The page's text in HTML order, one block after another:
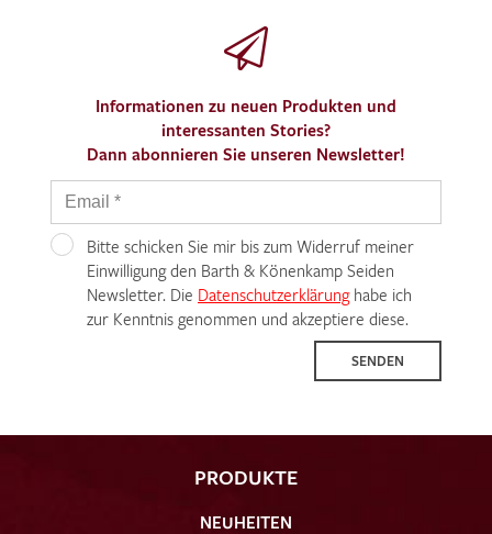
Informationen zu neuen Produkten und
interessanten Stories?
Dann abonnieren Sie unseren Newsletter!
Bitte schicken Sie mir bis zum Widerruf meiner
Einwilligung den Barth & Könenkamp Seiden
Newsletter. Die Datenschutzerklärunghabe ich
zur Kenntnis genommen und akzeptiere diese.
SENDEN
PRODUKTE
NEUHEITEN